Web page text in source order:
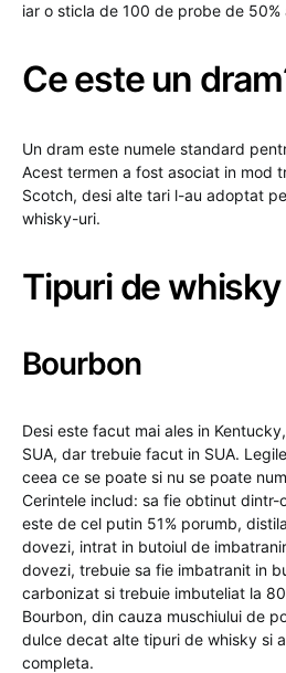
iar o sticla de 100 de probe de 50%
Ce este un
Un dram este numele standard
Acest termen a fost asociat in mod
Scotch, desi alte tari l-au adoptat
whisky-uri.
Tipuri de whisky
Bourbon
Desi este facut mai ales in
SUA, dar trebuie facut in SUA.
ceea ce se poate si nu se poate
Cerintele includ: sa fie obtinut
este de cel putin 51% porumb,
dovezi, intrat in butoiul de
dovezi, trebuie sa fie imbatranit in
carbonizat si trebuie imbuteliat la
Bourbon, din cauza muschiului de
dulce decat alte tipuri de whisky si
completa.